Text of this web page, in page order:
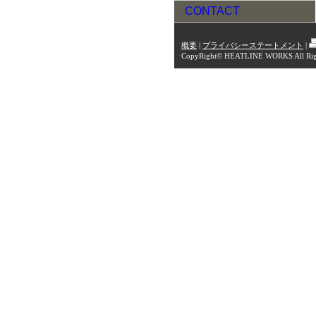
CONTACT
概要 | プライバシーステートメント |
CopyRight© HEATLINE WORKS All